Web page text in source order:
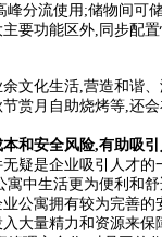
分流使用;储物间可
要功能区外,同步配
文化生活,营造和谐
赏月自助烧烤等,还
和安全风险,有助吸引
疑是企业吸引人才
中生活更为便利和
公寓拥有较为完善
大量精力和资源来